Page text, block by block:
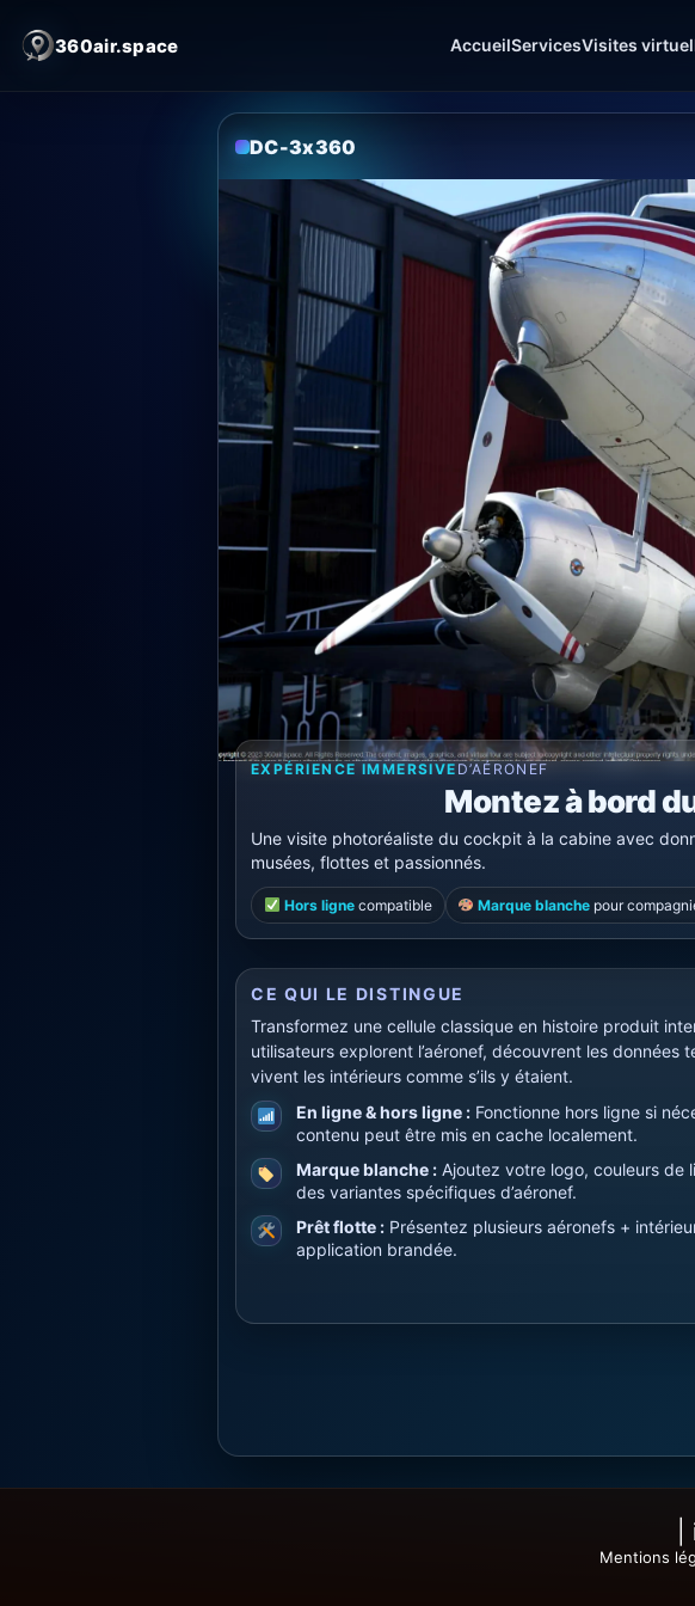
360air.space AccueilServicesVisites
DC-3x360
EXPÉRIENCE IMMERSIVE D’AÉRONEF
Montez à bord
Une visite photoréaliste du cockpit à la cabine avec
musées, flottes et passionnés.
Hors lignecompatible Marque blanche pour
CE QUI LE DISTINGUE
Transformez une cellule classique en histoire produit
utilisateurs explorent l’aéronef, découvrent les données
vivent les intérieurs comme s’ils y étaient.
En ligne & hors ligne : Fonctionne hors ligne si
contenu peut être mis en cache localement.
Marque blanche : Ajoutez votre logo, couleurs de
des variantes spécifiques d’aéronef.
Prêt flotte : Présentez plusieurs aéronefs +
application brandée.
Mentions